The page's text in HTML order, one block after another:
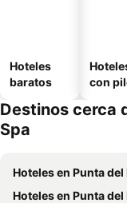
Hoteles
baratos
con
Destinos cerca
Spa
Hoteles en Punta del
Hoteles en Punta del